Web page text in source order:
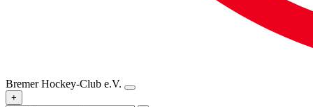
Bremer Hockey-Club e.V.
+